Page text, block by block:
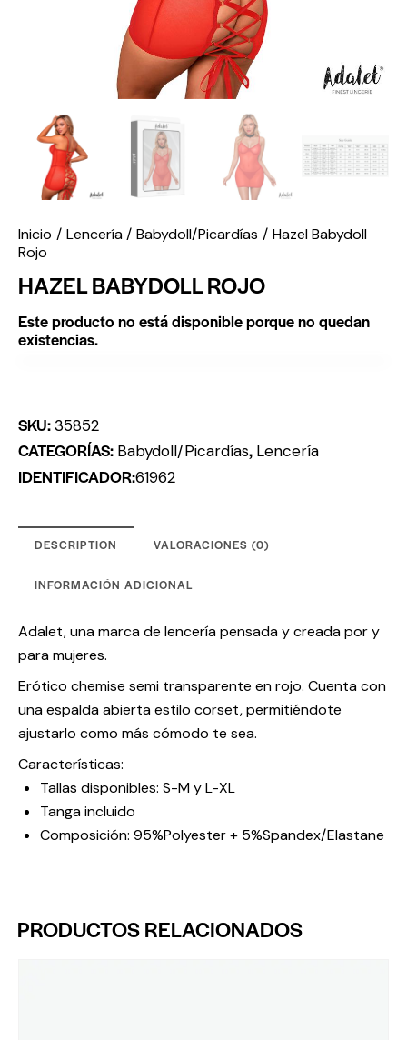
Inicio Lencería Babydoll/Picardías
Hazel Babydoll
Rojo
HAZEL BABYDOLL ROJO
Este producto no está disponible porque no quedan
existencias.
SKU:35852
CATEGORÍAS: Babydoll/Picardías, Lencería
IDENTIFICADOR:61962
DESCRIPTION VALORACIONES (0)
INFORMACIÓN ADICIONAL
Adalet, una marca de lencería pensada y creada por y
para mujeres.
Erótico chemise semi transparente en rojo. Cuenta con
una espalda abierta estilo corset, permitiéndote
ajustarlo como más cómodo te sea.
Características:
Tallas disponibles: S-M y L-XL
Tanga incluido
Composición: 95%Polyester + 5%Spandex/Elastane
PRODUCTOS RELACIONADOS